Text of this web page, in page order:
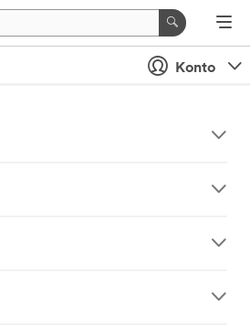
Konto